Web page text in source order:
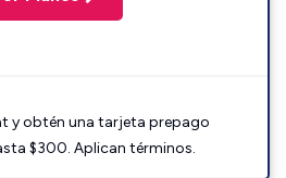
y obtén una tarjeta prepago
$300. Aplican términos.